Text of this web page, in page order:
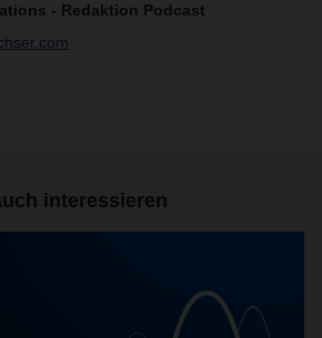
- Redaktion Podcast
interessieren